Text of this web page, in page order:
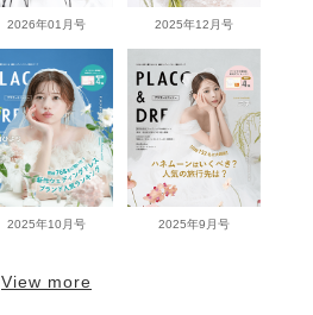
2026年01月号 2025年12月号
2025年10月号 2025年9月号
View more